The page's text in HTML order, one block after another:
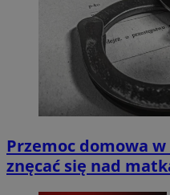
Przemoc domowa
znęcać się nad